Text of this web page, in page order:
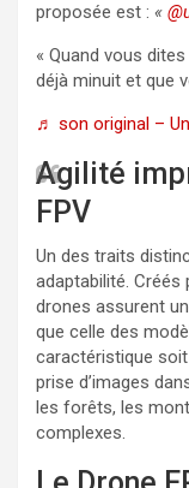
proposée est : «
« Quand vous dites
déjà minuit et que
♬ son original –
Agilité
FPV
Un des traits
adaptabilité.
drones assurent
que celle des
caractéristique
prise d’images
les forêts, les
complexes.